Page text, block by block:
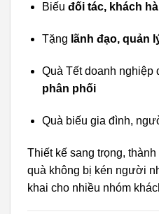
Biếu đối tác, khách
Tặng lãnh đạo, quản
Quà Tết doanh nghiệp
phân phối
Quà biếu gia đình,
Thiết kế sang trọng,
quà không bị kén người
khai cho nhiều nhóm